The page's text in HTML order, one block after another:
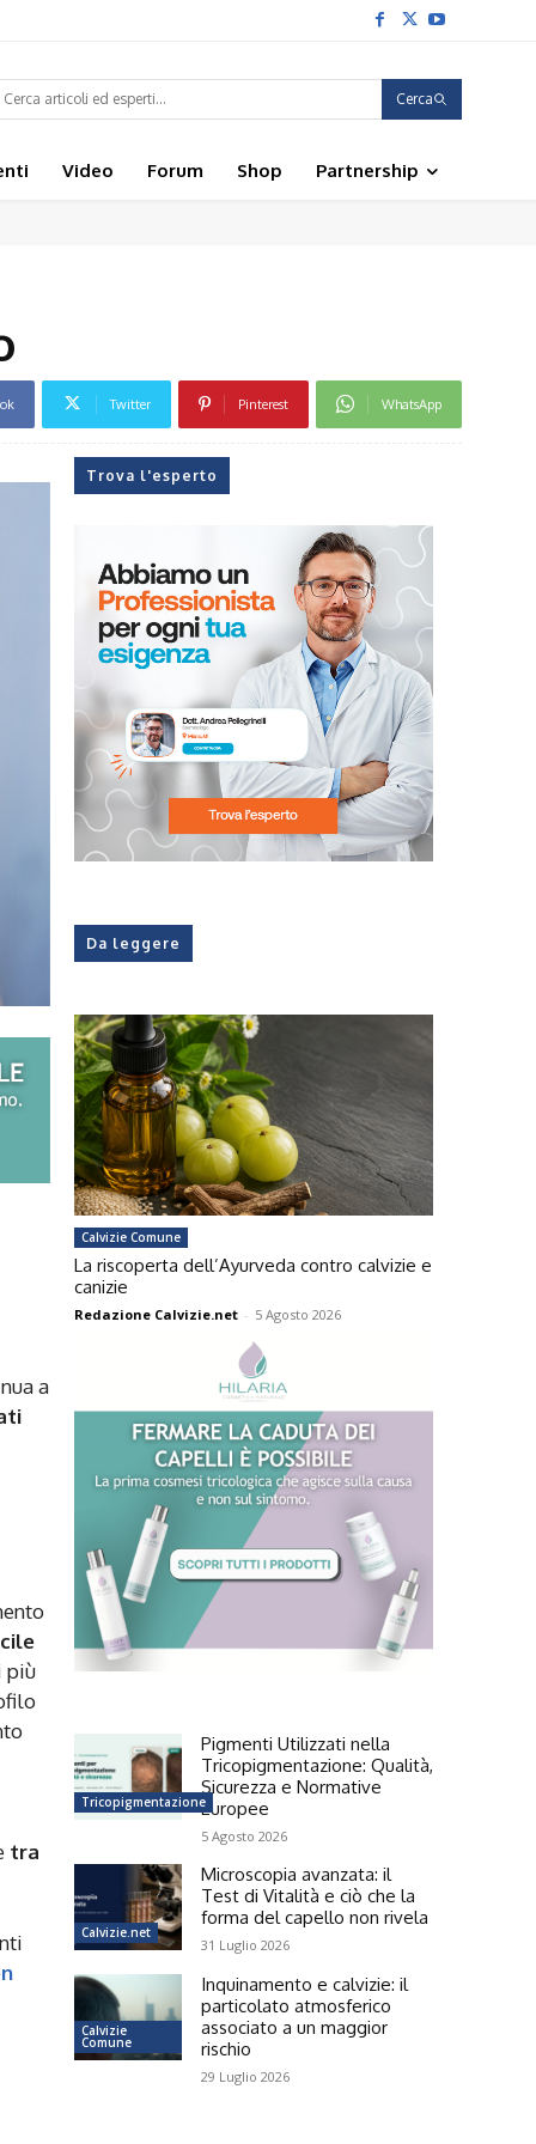
Cerca
Video Forum Shop Partnership
Twitter Pinterest WhatsApp
a
più
tra
Trova l'esperto
Da leggere
Calvizie Comune
La riscoperta dell’Ayurveda contro calvizie e
canizie
Redazione Calvizie.net - 5 Agosto 2026
Tricopigmentazione
Pigmenti Utilizzati nella
Tricopigmentazione: Qualità,
Sicurezza e Normative
Europee
5 Agosto 2026
Calvizie.net
Microscopia avanzata: il
Test di Vitalità e ciò che la
forma del capello non rivela
31 Luglio 2026
Calvizie
Comune
Inquinamento e calvizie: il
particolato atmosferico
associato a un maggior
rischio
29 Luglio 2026